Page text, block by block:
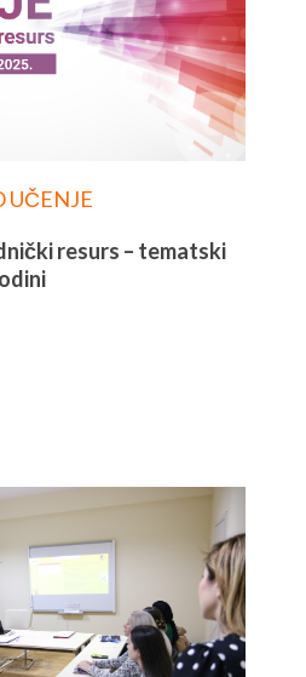
UČENJE
resurs – tematski